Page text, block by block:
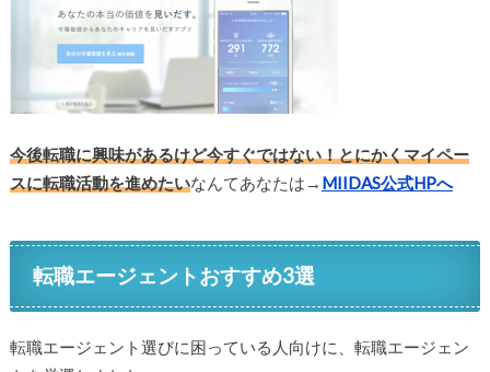
今後転職に興味があるけど今すぐではない！とにかくマイペー
スに転職活動を進めたいなんてあなたは→ MIIDAS公式HPへ
転職エージェントおすすめ3選
転職エージェント選びに困っている人向けに、転職エージェン